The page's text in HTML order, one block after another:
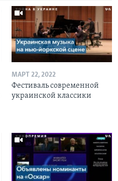
МАРТ 22, 2022
Фестиваль современной
украинской классики